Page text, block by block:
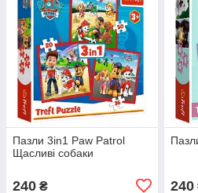
Пазли 3in1 Paw Patrol
Щасливі собаки
240 ₴ 240